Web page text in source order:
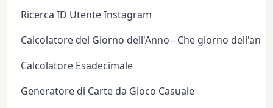
Ricerca ID Utente Instagram
Calcolatore del Giorno dell'Anno - Che giorno
Calcolatore Esadecimale
Generatore di Carte da Gioco Casuale